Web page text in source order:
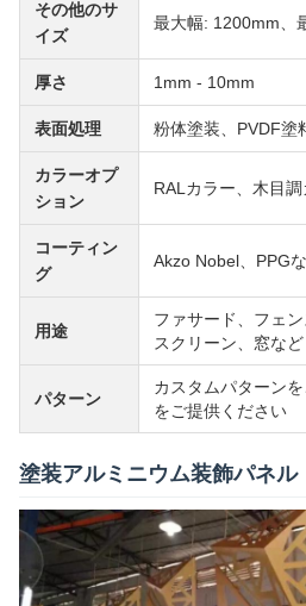
その他のサ
イズ
最大幅: 1200mm、
厚さ 1mm - 10mm
表面処理 粉体塗装、PVDF塗
カラーオプ
ション
RALカラー、木目
コーティン
グ
Akzo Nobel、PPG
用途
ファサード、フェ
スクリーン、窓など
パターン
カスタムパターン
をご提供ください
塗装アルミニウム装飾パネル